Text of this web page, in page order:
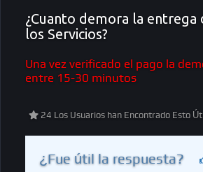
¿Cuanto demora la entrega
los Servicios?
Una vez verificado el pago la
entre 15-30 minutos
24 Los Usuarios han Encontrado Esto
¿Fue útil la respuesta?